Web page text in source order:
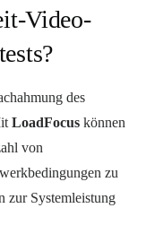
Video-
des
LoadFocus können
von
zu
zur Systemleistung